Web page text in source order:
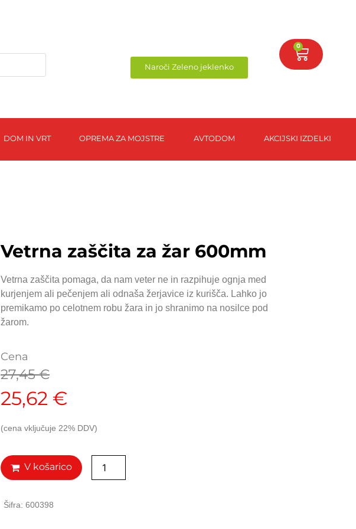
Naroči Zeleno jeklenko
0
DOM IN VRT OPREMA ZA MOJSTRE AVTODOM AKCIJSKI IZDELKI
Vetrna zaščita za žar 600mm
Vetrna zaščita pomaga, da nam veter ne in razpihuje ognja med
kurjenjem ali pečenjem ali odnaša žerjavice iz kurišča. Lahko jo
premikamo po celotnem robu žara in jo shranimo na nosilce pod
žarom.
Cena
27,45€
25,62 €
(cena vključuje 22% DDV)
V košarico
Šifra: 600398